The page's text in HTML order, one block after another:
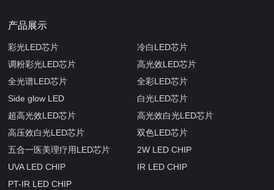
产品展示
彩光LED芯片
冷白LED芯片
调粉彩光LED芯片
高光效LED芯片
全光谱LED芯片
全彩LED芯片
Side glow LED
白光LED芯片
超高光效LED芯片
高光效白光LED芯片
高压效白光LED芯片
双色LED芯片
五合一医美理疗用LED芯片
2W LED CHIP
UVA LED CHIP
IR LED CHIP
PT-IR LED CHIP